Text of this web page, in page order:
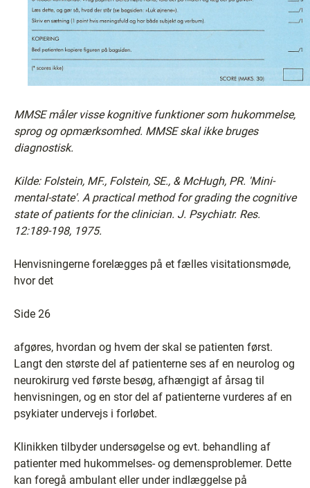
MMSE måler visse kognitive funktioner som hukommelse,
sprog og opmærksomhed. MMSE skal ikke bruges
diagnostisk.
Kilde: Folstein, MF., Folstein, SE., & McHugh, PR. 'Mini-
mental-state'. A practical method for grading the cognitive
state of patients for the clinician. J. Psychiatr. Res.
12:189-198, 1975.
Henvisningerne forelægges på et fælles visitationsmøde,
hvor det
Side 26
afgøres, hvordan og hvem der skal se patienten først.
Langt den største del af patienterne ses af en neurolog og
neurokirurg ved første besøg, afhængigt af årsag til
henvisningen, og en stor del af patienterne vurderes af en
psykiater undervejs i forløbet.
Klinikken tilbyder undersøgelse og evt. behandling af
patienter med hukommelses- og demensproblemer. Dette
kan foregå ambulant eller under indlæggelse på